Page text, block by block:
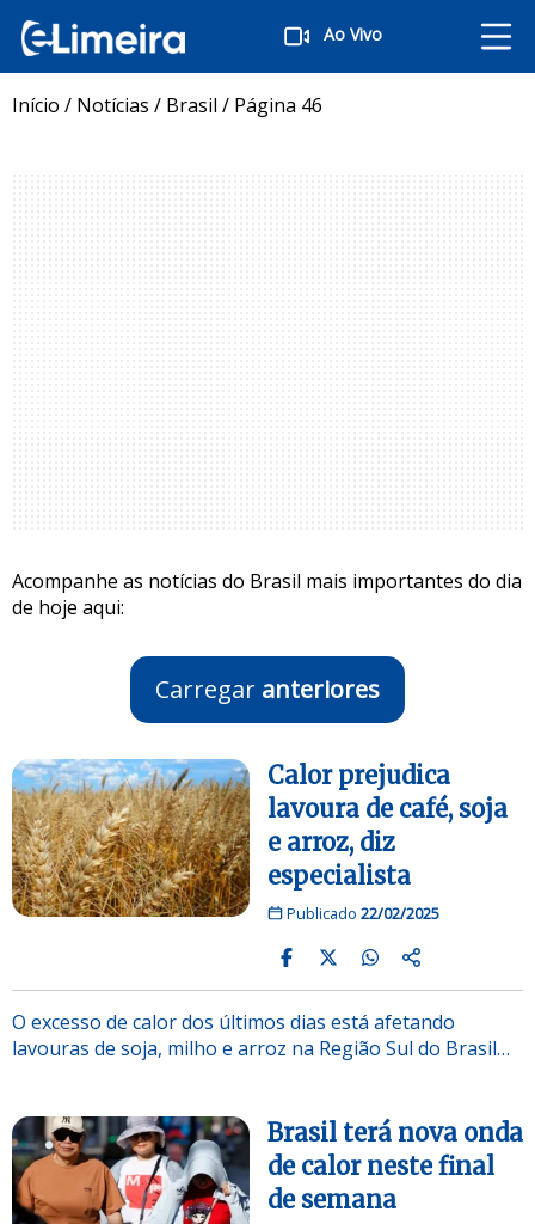
Ao Vivo
Início / Notícias / Brasil / Página 46
Acompanhe as notícias do Brasil mais importantes do dia
de hoje aqui:
Carregar anteriores
Calor prejudica
lavoura de café, soja
e arroz, diz
especialista
Publicado 22/02/2025
O excesso de calor dos últimos dias está afetando
lavouras de soja, milho e arroz na Região Sul do Brasil…
Brasil terá nova onda
de calor neste final
de semana